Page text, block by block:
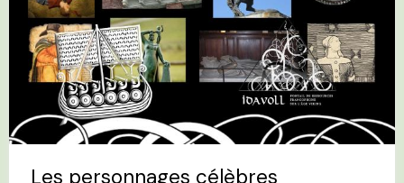
Les personnages célèbres